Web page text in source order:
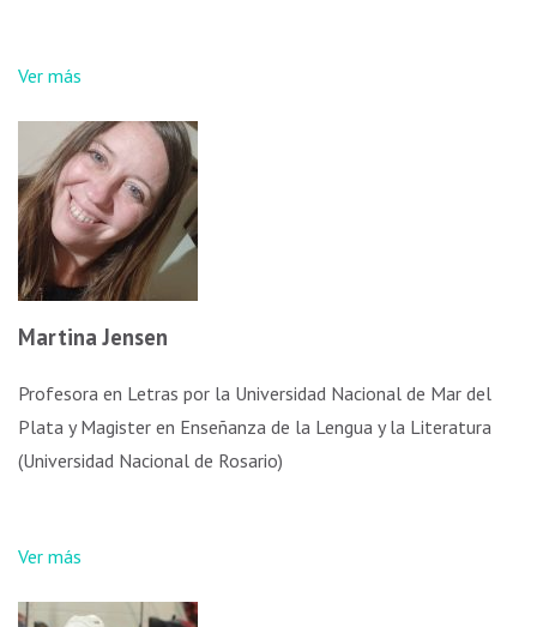
Ver más
Martina Jensen
Profesora en Letras por la Universidad Nacional de Mar del
Plata y Magister en Enseñanza de la Lengua y la Literatura
(Universidad Nacional de Rosario)
Ver más